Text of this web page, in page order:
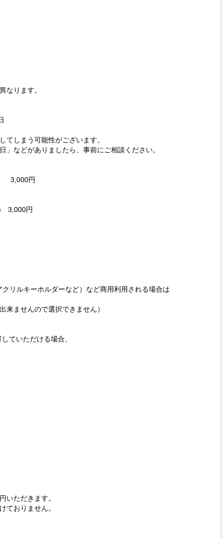
なります。
てしまう可能性がございます。
」などがありましたら、事前にご相談ください。
　3,000円
3,000円
リルキーホルダーなど）など商用利用される場合は
来ませんので選択できません）
ていただける場合、
いただきます。
ておりません。